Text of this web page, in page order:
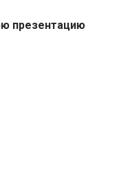
презентацию